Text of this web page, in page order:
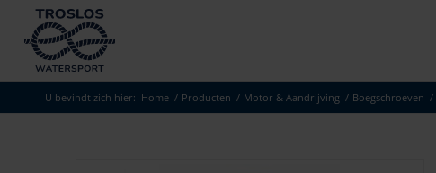
U bevindt zich hier: Home / Producten / Motor & Aandrijving / Boegschroeven /